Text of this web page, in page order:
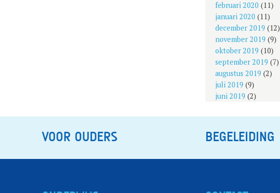
februari 2020 (11)
januari 2020 (11)
december 2019 (12)
november 2019 (9)
oktober 2019 (10)
september 2019 (7)
augustus 2019 (2)
juli 2019 (9)
juni 2019 (2)
VOOR OUDERS BEGELEIDING